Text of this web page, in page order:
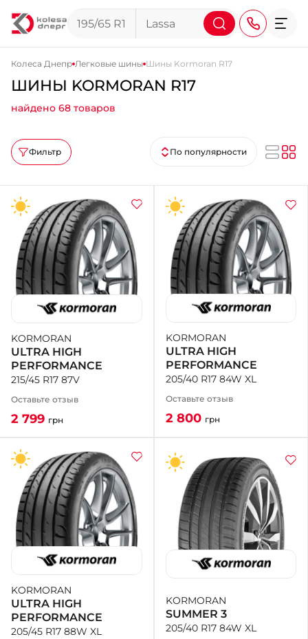
+38 (095) 276-44-44
+38 (067) 911-14-14
- на Щепкина
+38 (098) 911-911-0
- на Тополе
+38 (098) 911-911-4
- на Калиновой
+38 (077) 7-184-184
- Донецкое шоссе
+38 (050)-911-911-2
- Щепкина
+38 (099)-643-33-77
- Тополь
+38 (068)-923-74-19
- Калиновая
Колеса Днепр Легковые шины Шины Kormoran R17
ШИНЫ KORMORAN R17
найдено 68 товаров
Фильтр По популярности
KORMORAN
ULTRA HIGH
PERFORMANCE
215/45 R17 87V
Оставьте отзыв
2 799 грн
KORMORAN
ULTRA HIGH
PERFORMANCE
205/40 R17 84W XL
Оставьте отзыв
2 800 грн
KORMORAN
ULTRA HIGH
PERFORMANCE
205/45 R17 88W XL
KORMORAN
SUMMER 3
205/40 R17 84W XL